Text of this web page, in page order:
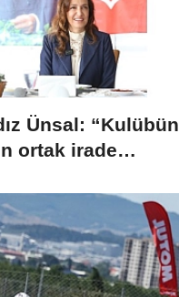
Ünsal: “Kulübün
ortak irade